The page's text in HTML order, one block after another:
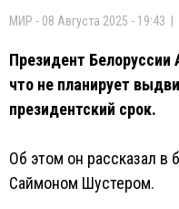
МИР - 08 Августа 2025 - 19:43
Президент
что не планирует
президентский срок.
Об этом он рассказал в
Саймоном Шустером.